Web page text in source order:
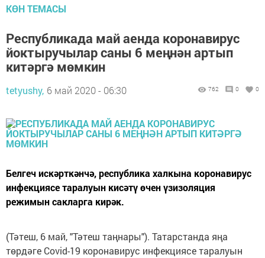
КӨН ТЕМАСЫ
Республикада май аенда коронавирус
йоктыручылар саны 6 меңнән артып
китәргә мөмкин
tetyushy, 6 май 2020 - 06:30 762 0 0
Белгеч искәрткәнчә, республика халкына коронавирус
инфекциясе таралуын кисәтү өчен үзизоляция
режимын сакларга кирәк.
(Тәтеш, 6 май, "Тәтеш таңнары"). Татарстанда яңа
төрдәге Covid-19 коронавирус инфекциясе таралуын